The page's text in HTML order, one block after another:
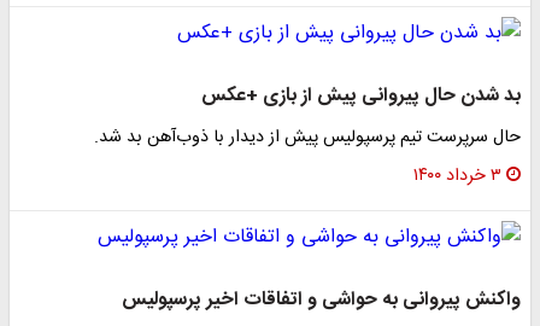
بد شدن حال پیروانی پیش از بازی +عکس
حال سرپرست تیم پرسپولیس پیش از دیدار با ذوب‌آهن بد شد.
۳ خرداد ۱۴۰۰
واکنش پیروانی به حواشی و اتفاقات اخیر پرسپولیس